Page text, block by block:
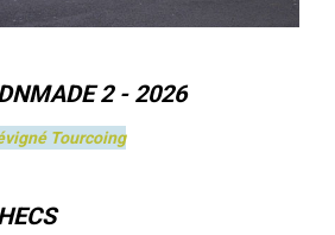
2 - 2026